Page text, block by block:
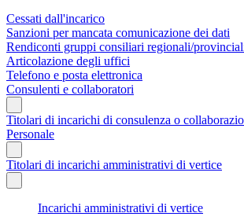
Cessati dall'incarico
Sanzioni per mancata comunicazione dei dati
Rendiconti gruppi consiliari regionali/
Articolazione degli uffici
Telefono e posta elettronica
Consulenti e collaboratori
Titolari di incarichi di consulenza o
Personale
Titolari di incarichi amministrativi di vertice
Incarichi amministrativi di vertice